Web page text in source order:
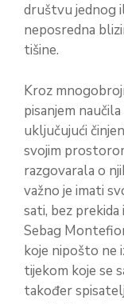
društvu jednog
neposredna
tišine.
Kroz
pisanjem
uključujući
svojim
razgovarala o
važno je imati
sati, bez prekida
Sebag
koje nipošto ne
tijekom koje se
također